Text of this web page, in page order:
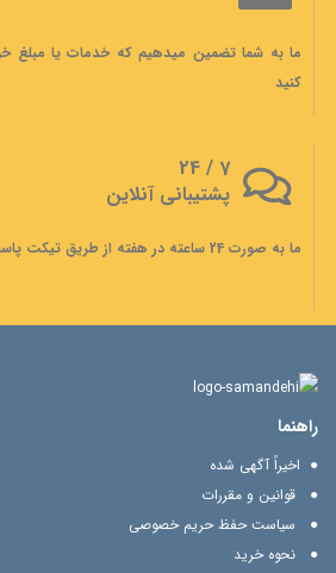
ما به شما تضمین میدهیم که خدمات یا مبلغ
کنید
7 / 24
پشتیبانی آنلاین
ما به صورت 24 ساعته در هفته از طریق تیکت پاسخگو شما هستیم
راهنما
اخیراً آگهی شده
قوانین و مقررات
سیاست حفظ حریم خصوصی
نحوه خرید